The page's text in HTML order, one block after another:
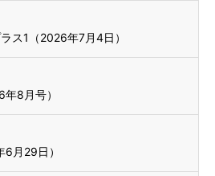
ス1（2026年7月4日）
8月号）
月29日）